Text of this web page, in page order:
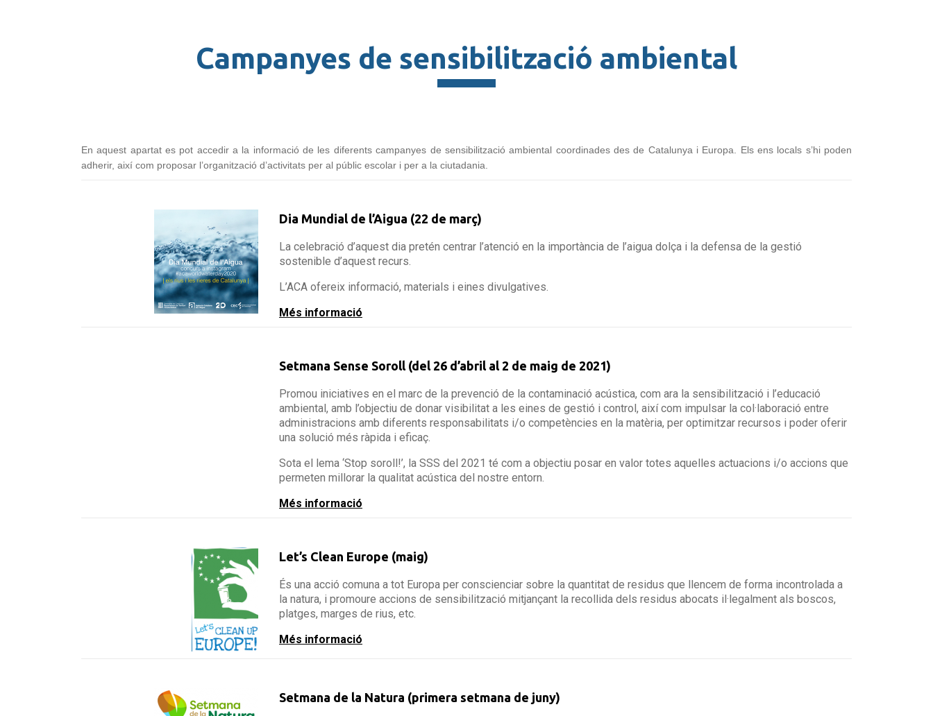
Campanyes de sensibilització ambiental
En aquest apartat es pot accedir a la informació de les diferents campanyes de sensibilització ambiental coordinades des de Catalunya i Europa. Els ens locals s’hi poden
adherir, així com proposar l’organització d’activitats per al públic escolar i per a la ciutadania.
Dia Mundial de l’Aigua (22 de març)
La celebració d’aquest dia pretén centrar l’atenció en la importància de l’aigua dolça i la defensa de la gestió
sostenible d’aquest recurs.
L’ACA ofereix informació, materials i eines divulgatives.
Més informació
Setmana Sense Soroll (del 26 d’abril al 2 de maig de 2021)
Promou iniciatives en el marc de la prevenció de la contaminació acústica, com ara la sensibilització i l’educació
ambiental, amb l’objectiu de donar visibilitat a les eines de gestió i control, així com impulsar la col·laboració entre
administracions amb diferents responsabilitats i/o competències en la matèria, per optimitzar recursos i poder oferir
una solució més ràpida i eficaç.
Sota el lema ‘Stop soroll!’, la SSS del 2021 té com a objectiu posar en valor totes aquelles actuacions i/o accions que
permeten millorar la qualitat acústica del nostre entorn.
Més informació
Let’s Clean Europe (maig)
És una acció comuna a tot Europa per conscienciar sobre la quantitat de residus que llencem de forma incontrolada a
la natura, i promoure accions de sensibilització mitjançant la recollida dels residus abocats il·legalment als boscos,
platges, marges de rius, etc.
Més informació
Setmana de la Natura (primera setmana de juny)